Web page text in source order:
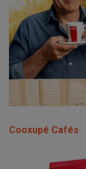
Cooxupé Cafés